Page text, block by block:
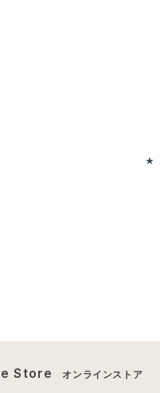
Store オンラインストア